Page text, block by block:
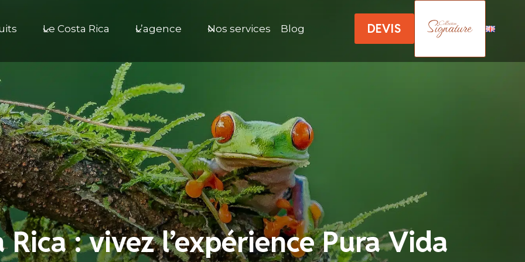
Le Costa Rica L’agence Nos services Blog DEVIS
: vivez l’expérience Pura Vida